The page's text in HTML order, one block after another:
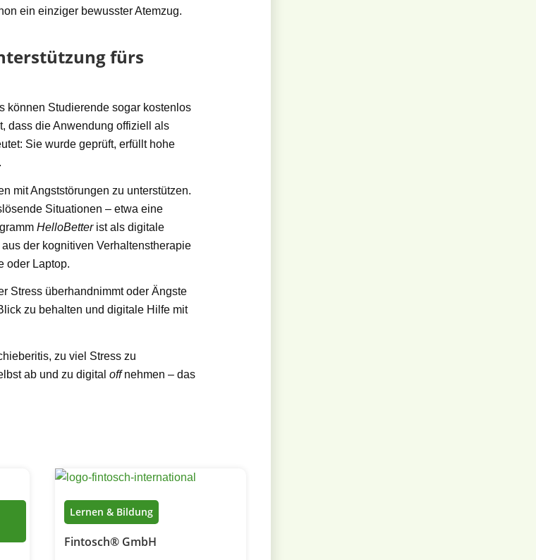
ein einziger bewusster Atemzug.
fürs
können Studierende sogar kostenlos
dass die Anwendung offiziell als
Sie wurde geprüft, erfüllt hohe
mit Angststörungen zu unterstützen.
Situationen – etwa eine
HelloBetterist als digitale
der kognitiven Verhaltenstherapie
oder Laptop.
Stress überhandnimmt oder Ängste
zu behalten und digitale Hilfe mit
zu viel Stress zu
ab und zu digital offnehmen – das
Lernen & Bildung
Fintosch® GmbH